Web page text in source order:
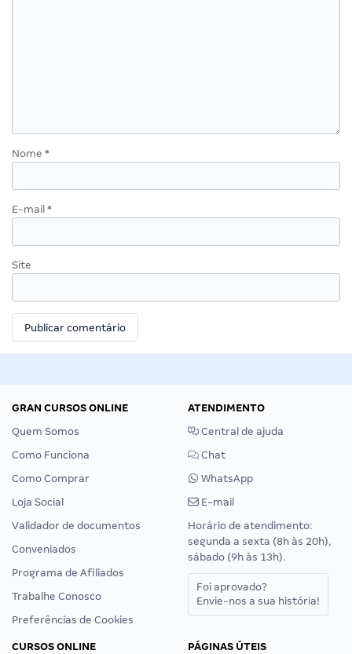
Nome *
E-mail *
Site
GRAN CURSOS ONLINE
Quem Somos
Como Funciona
Como Comprar
Loja Social
Validador de documentos
Conveniados
Programa de Afiliados
Trabalhe Conosco
Preferências de Cookies
ATENDIMENTO
Central de ajuda
Chat
WhatsApp
E-mail
Horário de atendimento:
segunda a sexta (8h às 20h),
sábado (9h às 13h).
Foi aprovado?
Envie-nos a sua história!
CURSOS ONLINE
PÁGINAS ÚTEIS